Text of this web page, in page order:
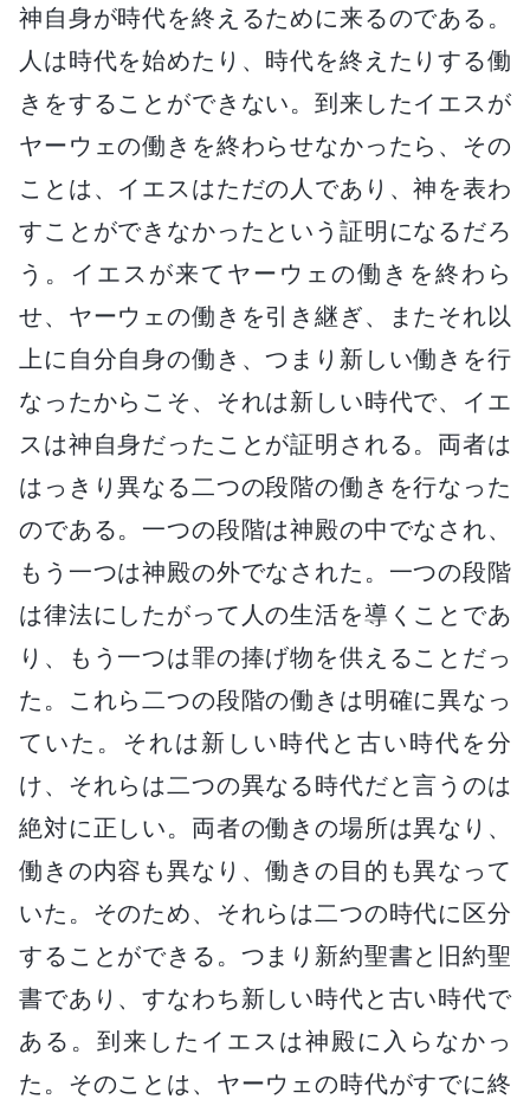
神自身が時代を終えるために来るのである。
人は時代を始めたり、時代を終えたりする働
きをすることができない。到来したイエスが
ヤーウェの働きを終わらせなかったら、その
ことは、イエスはただの人であり、神を表わ
すことができなかったという証明になるだろ
う。イエスが来てヤーウェの働きを終わら
せ、ヤーウェの働きを引き継ぎ、またそれ以
上に自分自身の働き、つまり新しい働きを行
なったからこそ、それは新しい時代で、イエ
スは神自身だったことが証明される。両者は
はっきり異なる二つの段階の働きを行なった
のである。一つの段階は神殿の中でなされ、
もう一つは神殿の外でなされた。一つの段階
は律法にしたがって人の生活を導くことであ
り、もう一つは罪の捧げ物を供えることだっ
た。これら二つの段階の働きは明確に異なっ
ていた。それは新しい時代と古い時代を分
け、それらは二つの異なる時代だと言うのは
絶対に正しい。両者の働きの場所は異なり、
働きの内容も異なり、働きの目的も異なって
いた。そのため、それらは二つの時代に区分
することができる。つまり新約聖書と旧約聖
書であり、すなわち新しい時代と古い時代で
ある。到来したイエスは神殿に入らなかっ
た。そのことは、ヤーウェの時代がすでに終